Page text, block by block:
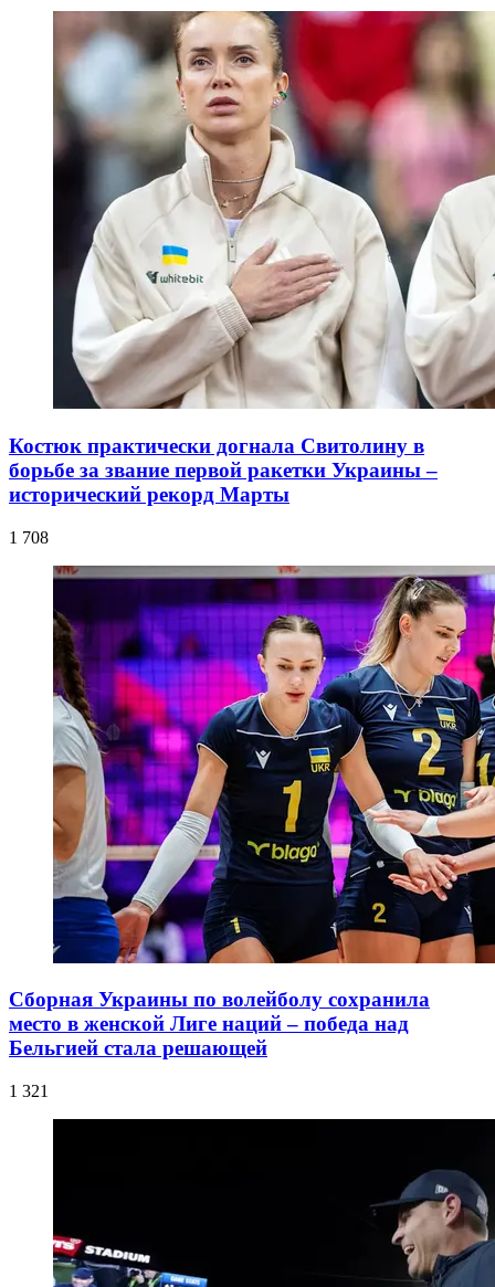
Костюк практически догнала Свитолину в
борьбе за звание первой ракетки Украины –
исторический рекорд Марты
1 708
Сборная Украины по волейболу сохранила
место в женской Лиге наций – победа над
Бельгией стала решающей
1 321